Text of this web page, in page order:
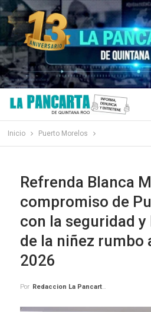
Inicio Puerto Morelos
Refrenda Blanca
compromiso de
con la seguridad
de la niñez rumbo
2026
Por Redaccion La Pancarta De Quintana Roo